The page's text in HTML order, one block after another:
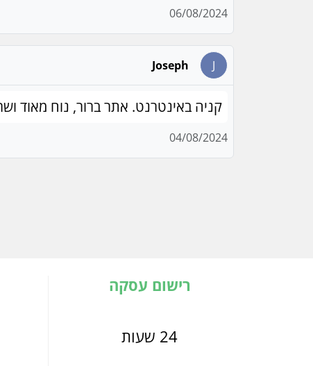
06/08/2024
J
Joseph
קניה באינטרנט. אתר ברור, נוח מאוד
04/08/2024
רישום עסקה
24 שעות